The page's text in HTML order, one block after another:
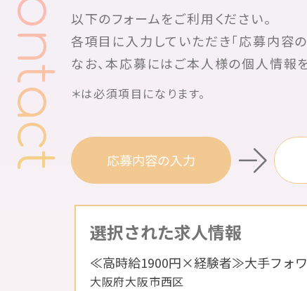
以下のフォームをご利用ください。
各項目に入力していただき「応募内容
なお、本応募にはご本人様の個人情報
＊は必須項目になります。
応募内容の入力
選択された求人情報
≪高時給1900円×経験者≫大手フォ
大阪府大阪市西区